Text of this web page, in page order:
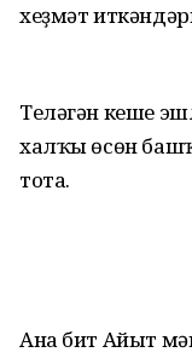
хеҙмәт
Теләгән кеше
халҡы өсөн
тота.
Ана бит Айыт